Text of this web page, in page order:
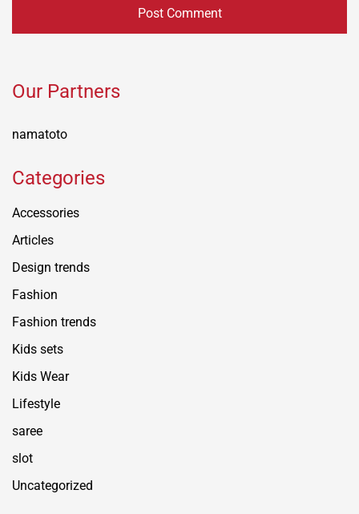
Our Partners
namatoto
Categories
Accessories
Articles
Design trends
Fashion
Fashion trends
Kids sets
Kids Wear
Lifestyle
saree
slot
Uncategorized